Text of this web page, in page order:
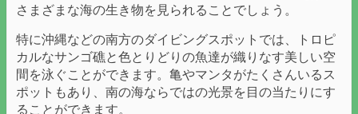
さまざまな海の生き物を見られることでしょう。
特に沖縄などの南方のダイビングスポットでは、トロピ
カルなサンゴ礁と色とりどりの魚達が織りなす美しい空
間を泳ぐことができます。亀やマンタがたくさんいるス
ポットもあり、南の海ならではの光景を目の当たりにす
ることができます。